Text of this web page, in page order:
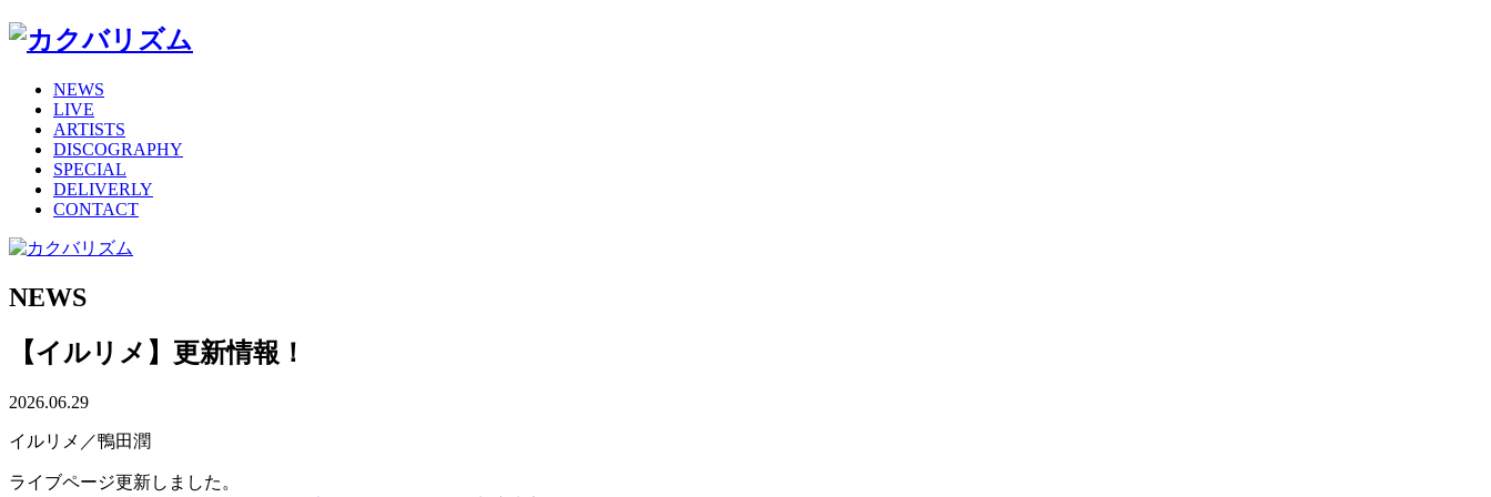
NEWS
LIVE
ARTISTS
DISCOGRAPHY
SPECIAL
DELIVERLY
CONTACT
NEWS
【イルリメ】更新情報！
2026.06.29
イルリメ／鴨田潤
ライブページ更新しました。